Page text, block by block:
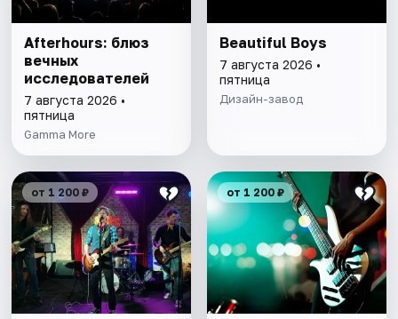
Afterhours: блюз
вечных
исследователей
7 августа 2026 •
пятница
Gamma More
Beautiful Boys
7 августа 2026 •
пятница
Дизайн-завод
от 1 200 ₽ от 1 200 ₽